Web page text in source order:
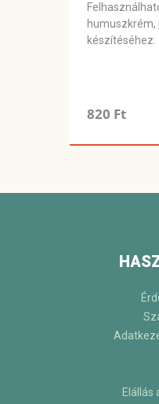
készítéséhez.
820 Ft
Elállás